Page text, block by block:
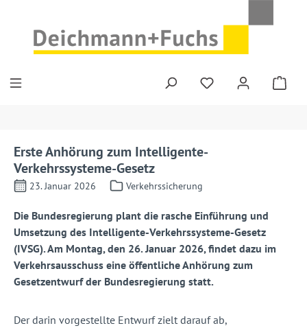
Erste Anhörung zum Intelligente-
Verkehrssysteme-Gesetz
23. Januar 2026 Verkehrssicherung
Die Bundesregierung plant die rasche Einführung und
Umsetzung des Intelligente-Verkehrssysteme-Gesetz
(IVSG). Am Montag, den 26. Januar 2026, findet dazu im
Verkehrsausschuss eine öffentliche Anhörung zum
Gesetzentwurf der Bundesregierung statt.
Der darin vorgestellte Entwurf zielt darauf ab,